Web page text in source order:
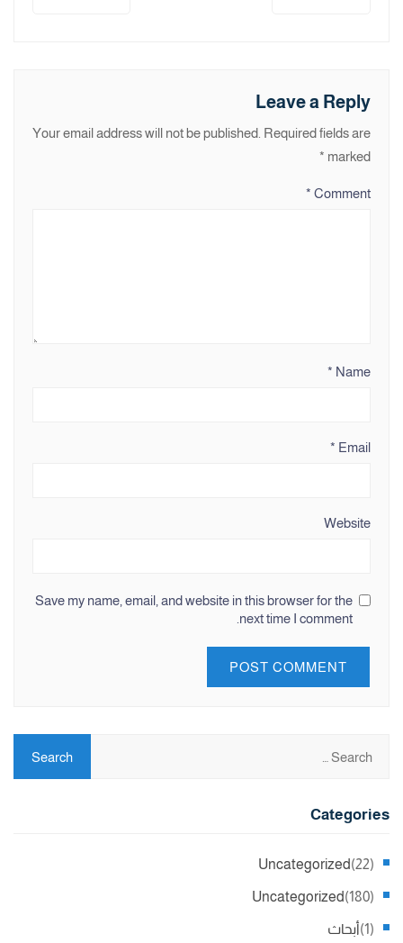
Leave a Reply
Your email address will not be published. Required fields are
marked
*
Comment
*
Name
*
Email
*
Website
Save my name, email, and website in this browser for the
next time I comment.
Categories
Uncategorized (22)
Uncategorized (180)
أبحاث (1)